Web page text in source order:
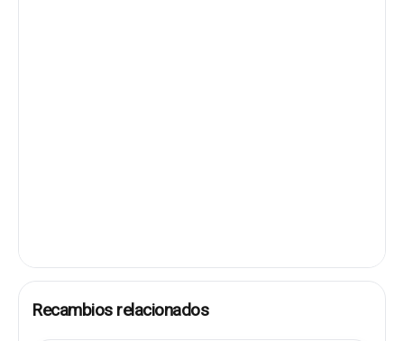
Recambios relacionados